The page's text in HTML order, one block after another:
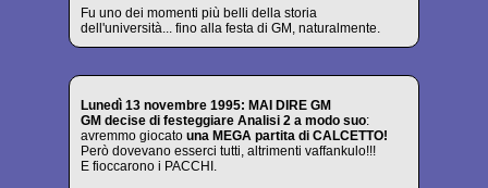
Fu uno dei momenti più belli della storia
dell'università... fino alla festa di GM, naturalmente.
Lunedì 13 novembre 1995: MAI DIRE GM
GM decise di festeggiare Analisi 2 a modo suo:
avremmo giocato una MEGA partita di CALCETTO!
Però dovevano esserci tutti, altrimenti vaffankulo!!!
E fioccarono i PACCHI.